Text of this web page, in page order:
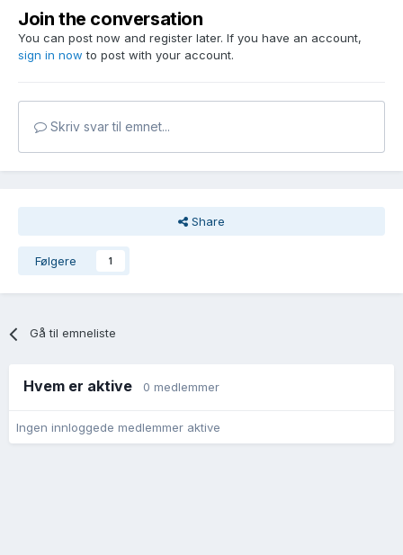
Join the conversation
You can post now and register later. If you have an account,
sign in now to post with your account.
Skriv svar til emnet...
Share
Følgere 1
Gå til emneliste
Hvem er aktive 0 medlemmer
Ingen innloggede medlemmer aktive